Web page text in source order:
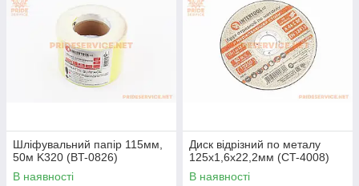
Шліфувальний папір 115мм,
50м K320 (BT-0826)
В наявності
Диск відрізний по металу
125x1,6x22,2мм (CT-4008)
В наявності